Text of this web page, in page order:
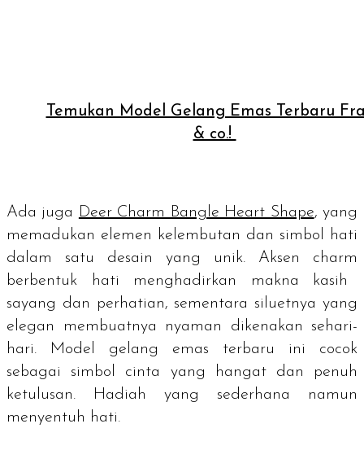
Temukan Model Gelang Emas Terbaru
& co.!
Ada juga Deer Charm Bangle Heart Shape, yang
memadukan elemen kelembutan dan simbol hati
dalam satu desain yang unik. Aksen charm
berbentuk hati menghadirkan makna kasih
sayang dan perhatian, sementara siluetnya yang
elegan membuatnya nyaman dikenakan sehari-
hari. Model gelang emas terbaru ini cocok
sebagai simbol cinta yang hangat dan penuh
ketulusan. Hadiah yang sederhana namun
menyentuh hati.